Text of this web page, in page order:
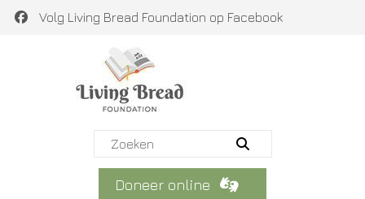
Volg Living Bread Foundation op Facebook
Doneer online